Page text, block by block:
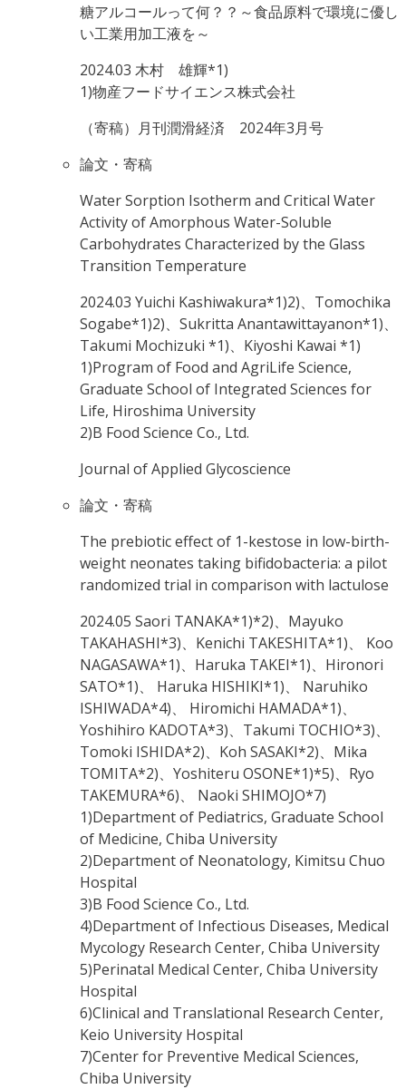
糖アルコールって何？？～食品原料で環境に優し
い工業用加工液を～
2024.03 木村 雄輝*1)
1)物産フードサイエンス株式会社
（寄稿）月刊潤滑経済 2024年3月号
論文・寄稿
Water Sorption Isotherm and Critical Water
Activity of Amorphous Water-Soluble
Carbohydrates Characterized by the Glass
Transition Temperature
2024.03 Yuichi Kashiwakura*1)2)、Tomochika
Sogabe*1)2)、Sukritta Anantawittayanon*1)、
Takumi Mochizuki *1)、Kiyoshi Kawai *1)
1)Program of Food and AgriLife Science,
Graduate School of Integrated Sciences for
Life, Hiroshima University
2)B Food Science Co., Ltd.
Journal of Applied Glycoscience
論文・寄稿
The prebiotic effect of 1-kestose in low-birth-
weight neonates taking bifidobacteria: a pilot
randomized trial in comparison with lactulose
2024.05 Saori TANAKA*1)*2)、Mayuko
TAKAHASHI*3)、Kenichi TAKESHITA*1)、 Koo
NAGASAWA*1)、Haruka TAKEI*1)、Hironori
SATO*1)、 Haruka HISHIKI*1)、 Naruhiko
ISHIWADA*4)、 Hiromichi HAMADA*1)、
Yoshihiro KADOTA*3)、Takumi TOCHIO*3)、
Tomoki ISHIDA*2)、Koh SASAKI*2)、Mika
TOMITA*2)、Yoshiteru OSONE*1)*5)、Ryo
TAKEMURA*6)、 Naoki SHIMOJO*7)
1)Department of Pediatrics, Graduate School
of Medicine, Chiba University
2)Department of Neonatology, Kimitsu Chuo
Hospital
3)B Food Science Co., Ltd.
4)Department of Infectious Diseases, Medical
Mycology Research Center, Chiba University
5)Perinatal Medical Center, Chiba University
Hospital
6)Clinical and Translational Research Center,
Keio University Hospital
7)Center for Preventive Medical Sciences,
Chiba University